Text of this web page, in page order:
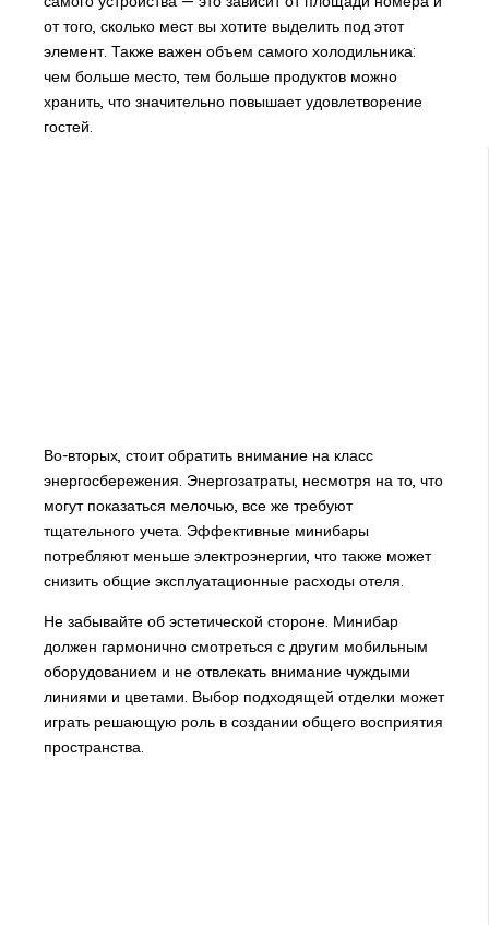
от того, сколько мест вы хотите выделить под этот
элемент. Также важен объем самого холодильника:
чем больше место, тем больше продуктов можно
хранить, что значительно повышает удовлетворение
гостей.
Во-вторых, стоит обратить внимание на класс
энергосбережения. Энергозатраты, несмотря на то, что
могут показаться мелочью, все же требуют
тщательного учета. Эффективные минибары
потребляют меньше электроэнергии, что также может
снизить общие эксплуатационные расходы отеля.
Не забывайте об эстетической стороне. Минибар
должен гармонично смотреться с другим мобильным
оборудованием и не отвлекать внимание чуждыми
линиями и цветами. Выбор подходящей отделки может
играть решающую роль в создании общего восприятия
пространства.